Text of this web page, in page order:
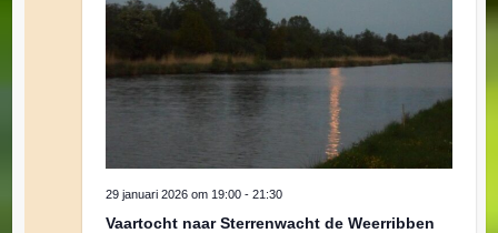
Vaartocht naar Sterrenwacht de Weerribben
29 januari 2026 om 19:00 -21:30